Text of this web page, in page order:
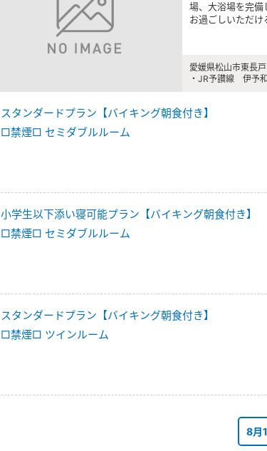
場、大浴場を完備
お過ごしいただけ
愛媛県松山市東長
・JR予讃線 伊予
スタンダードプラン【バイキング朝食付き】
□禁煙□ セミダブルルーム
小学生以下添い寝可能プラン【バイキング朝食付き】
□禁煙□ セミダブルルーム
スタンダードプラン【バイキング朝食付き】
□禁煙□ ツインルーム
8月